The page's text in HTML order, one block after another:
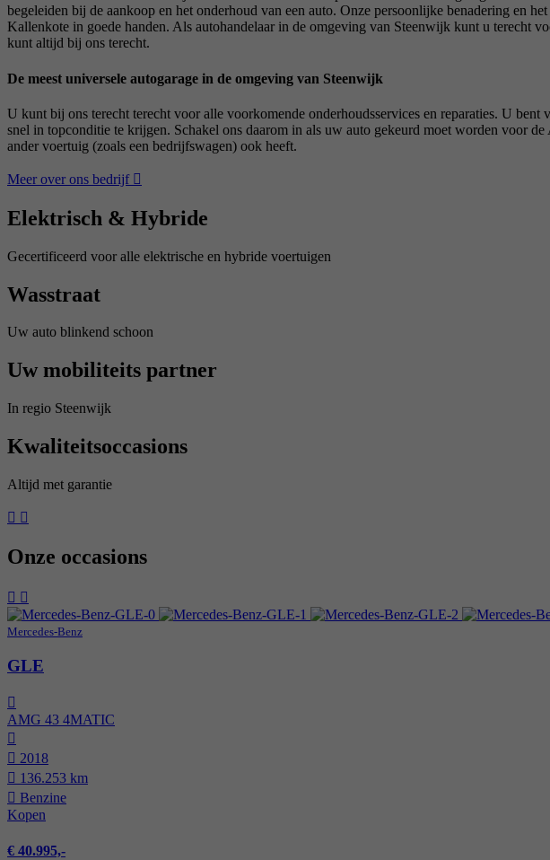
begeleiden bij de aankoop en het onderhoud van een auto. Onze persoonlijke benadering en
Kallenkote in goede handen. Als autohandelaar in de omgeving van Steenwijk kunt u terecht
kunt altijd bij ons terecht.
De meest universele autogarage in de omgeving van Steenwijk
U kunt bij ons terecht terecht voor alle voorkomende onderhoudsservices en reparaties. U
snel in topconditie te krijgen. Schakel ons daarom in als uw auto gekeurd moet worden voor
ander voertuig (zoals een bedrijfswagen) ook heeft.
Meer over ons bedrijf
Elektrisch & Hybride
Gecertificeerd voor alle elektrische en hybride voertuigen
Wasstraat
Uw auto blinkend schoon
Uw mobiliteits partner
In regio Steenwijk
Kwaliteitsoccasions
Altijd met garantie
Onze occasions
Mercedes-Benz
GLE
AMG 43 4MATIC
2018
136.253 km
Benzine
Kopen
€ 40.995,-